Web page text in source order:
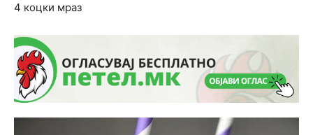
4 коцки мраз